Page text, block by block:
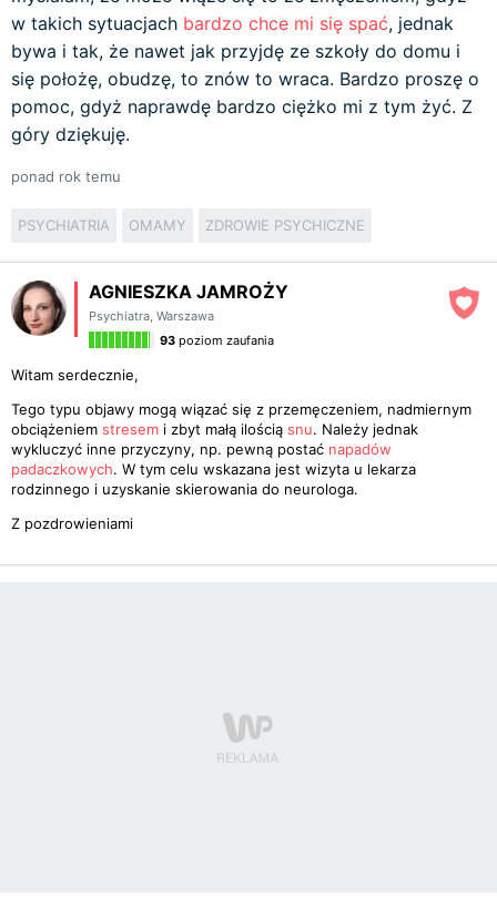
w takich sytuacjach bardzo chce mi się spać, jednak
bywa i tak, że nawet jak przyjdę ze szkoły do domu i
się położę, obudzę, to znów to wraca. Bardzo proszę o
pomoc, gdyż naprawdę bardzo ciężko mi z tym żyć. Z
góry dziękuję.
ponad rok temu
PSYCHIATRIA OMAMY ZDROWIE PSYCHICZNE
AGNIESZKA JAMROŻY
Psychiatra, Warszawa
93 poziom zaufania
Witam serdecznie,
Tego typu objawy mogą wiązać się z przemęczeniem, nadmiernym
obciążeniem stresem i zbyt małą ilością snu. Należy jednak
wykluczyć inne przyczyny, np. pewną postać napadów
padaczkowych. W tym celu wskazana jest wizyta u lekarza
rodzinnego i uzyskanie skierowania do neurologa.
Z pozdrowieniami